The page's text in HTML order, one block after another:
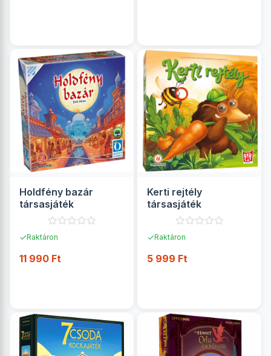
Holdfény bazár
társasjáték
✓Raktáron
11 990 Ft
Kerti rejtély
társasjáték
✓Raktáron
5 999 Ft